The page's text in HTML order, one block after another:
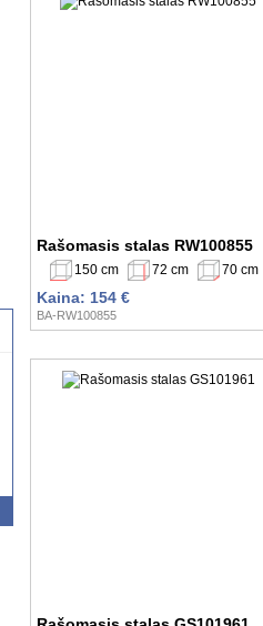
Rašomasis stalas RW100855
150 cm 72 cm 70 cm
Kaina: 154 €
BA-RW100855